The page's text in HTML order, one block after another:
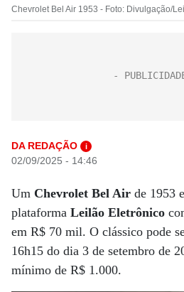
Chevrolet Bel Air 1953 - Foto: Divulgação/
DA REDAÇÃO i
02/09/2025 - 14:46
Um Chevrolet Bel Air de 1953
plataforma Leilão Eletrônico
em R$ 70 mil. O clássico pode
16h15 do dia 3 de setembro de
mínimo de R$ 1.000.